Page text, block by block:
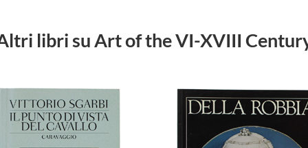
libri su Art of the VI-XVIII